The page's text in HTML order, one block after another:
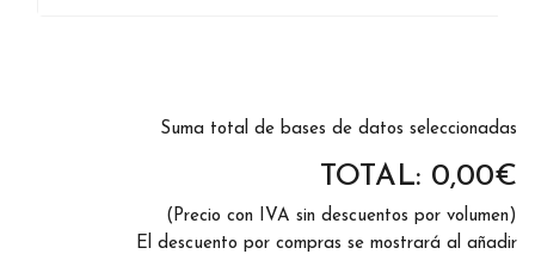
Suma total de bases de datos seleccionadas
TOTAL: 0,00€
(Precio con IVA sin descuentos por volumen)
El descuento por compras se mostrará al añadir